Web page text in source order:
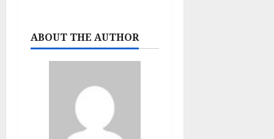
ABOUT THE AUTHOR